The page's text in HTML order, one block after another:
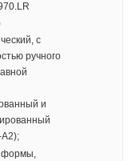
с
ручного
и
A2);
формы,